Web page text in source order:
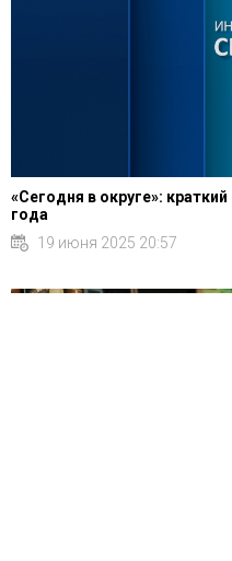
«Сегодня в округе»:
года
19 июня 2025 20:57